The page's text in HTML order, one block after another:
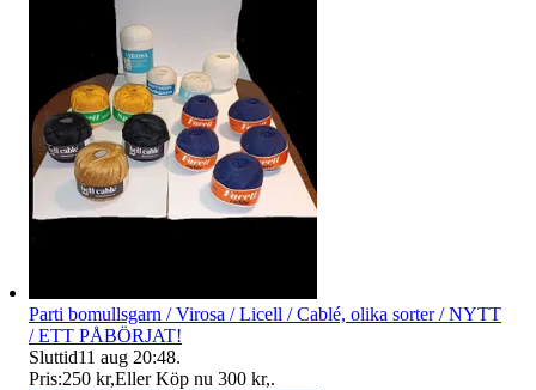
Parti bomullsgarn / Virosa / Licell / Cablé, olika sorter / NYTT
/ ETT PÅBÖRJAT!
Sluttid11 aug 20:48.
Pris:250 kr,Eller Köp nu 300 kr,.